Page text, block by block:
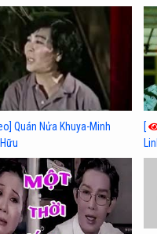
Ngân Hay Nhất
Quán Nửa Khuya-Minh
[